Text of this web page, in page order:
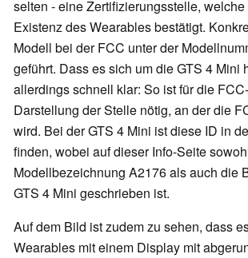
selten - eine Zertifizierungsstelle,
Existenz des Wearables bestätigt.
Modell bei der FCC unter der
geführt. Dass es sich um die GTS 4 Mini
allerdings schnell klar: So ist für die
Darstellung der Stelle nötig, an der die
wird. Bei der GTS 4 Mini ist diese ID in
finden, wobei auf dieser Info-Seite
Modellbezeichnung A2176 als auch die
GTS 4 Mini geschrieben ist.
Auf dem Bild ist zudem zu sehen, dass
Wearables mit einem Display mit